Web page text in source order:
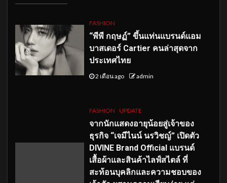
FASHION
“พีพี กฤษฏ์” ขึ้นแท่นแบรนด์แอม
บาสเดอร์ Cartier คนล่าสุดจาก
ประเทศไทย
2 เดือน ago admin
FASHION UPDATE
จากนักแสดงอายุน้อยสู่เจ้าของ
ธุรกิจ “เจมีไนน์ นรวิชญ์” เปิดตัว
DIVINE Brand Official แบรนด์
เสื้อผ้าและสินค้าไลฟ์สไตล์ ที่
สะท้อนบุคลิกและความชอบของ